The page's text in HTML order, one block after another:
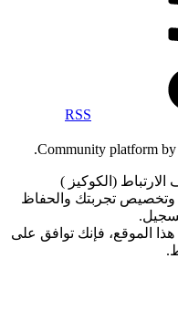
RSS
Community platform
(الكوكيز )
تجربتك والحفاظ
الموقع، فإنك توافق على